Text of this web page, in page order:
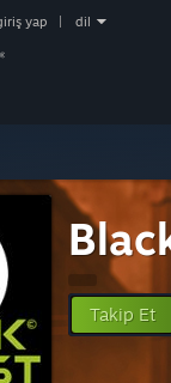
yap dil
Takip Et